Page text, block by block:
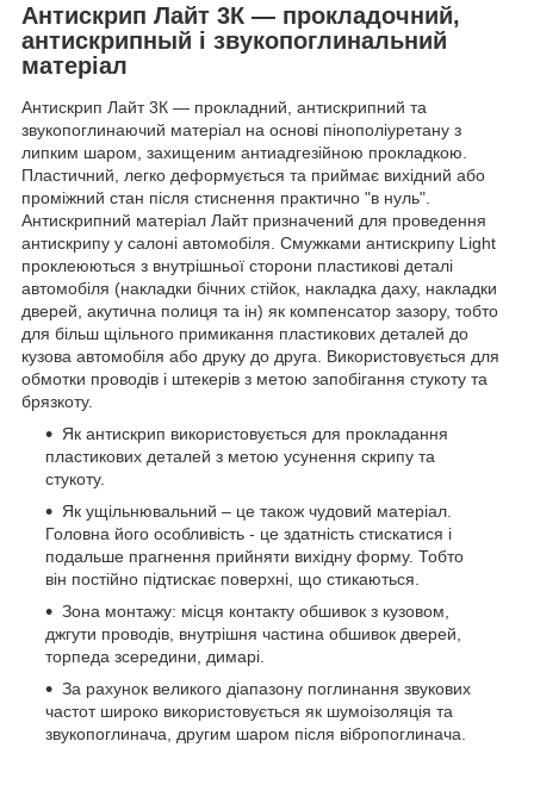
Антискрип Лайт 3К ― прокладочний,
антискрипный і звукопоглинальний
матеріал
Антискрип Лайт 3К ― прокладний, антискрипний та
звукопоглинаючий матеріал на основі пінополіуретану з
липким шаром, захищеним антиадгезійною прокладкою.
Пластичний, легко деформується та приймає вихідний або
проміжний стан після стиснення практично "в нуль".
Антискрипний матеріал Лайт призначений для проведення
антискрипу у салоні автомобіля. Смужками антискрипу Light
проклеюються з внутрішньої сторони пластикові деталі
автомобіля (накладки бічних стійок, накладка даху, накладки
дверей, акутична полиця та ін) як компенсатор зазору, тобто
для більш щільного примикання пластикових деталей до
кузова автомобіля або друку до друга. Використовується для
обмотки проводів і штекерів з метою запобігання стукоту та
брязкоту.
Як антискрип використовується для прокладання
пластикових деталей з метою усунення скрипу та
стукоту.
Як ущільнювальний – це також чудовий матеріал.
Головна його особливість - це здатність стискатися і
подальше прагнення прийняти вихідну форму. Тобто
він постійно підтискає поверхні, що стикаються.
Зона монтажу: місця контакту обшивок з кузовом,
джгути проводів, внутрішня частина обшивок дверей,
торпеда зсередини, димарі.
За рахунок великого діапазону поглинання звукових
частот широко використовується як шумоізоляція та
звукопоглинача, другим шаром після вібропоглинача.